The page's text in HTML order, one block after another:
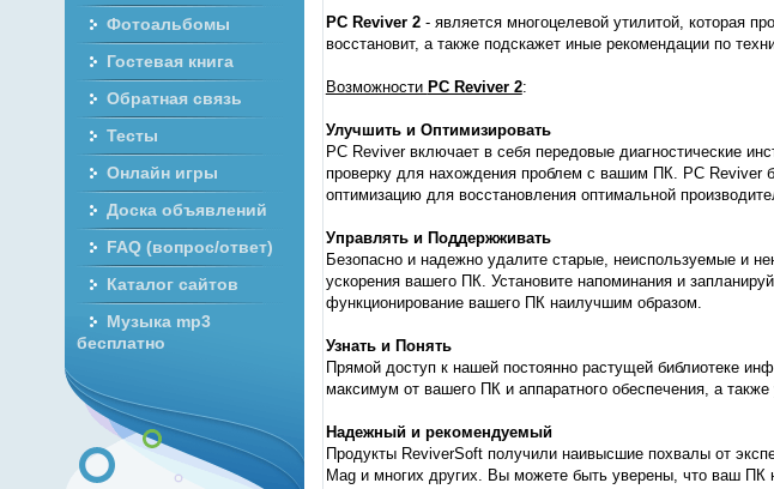
PC Reviver 2- является многоцелевой утилитой, которая
восстановит, а также подскажет иные рекомендации по
Возможности PC Reviver 2:
Улучшить и Оптимизировать
PC Reviver включает в себя передовые диагностические
проверку для нахождения проблем с вашим ПК. PC Reviver
оптимизацию для восстановления оптимальной
Управлять и Поддержживать
Безопасно и надежно удалите старые, неиспользуемые и
ускорения вашего ПК. Установите напоминания и
функционирование вашего ПК наилучшим образом.
Узнать и Понять
Прямой доступ к нашей постоянно растущей библиотеке
максимум от вашего ПК и аппаратного обеспечения, а
Надежный и рекомендуемый
Продукты ReviverSoft получили наивысшие похвалы от
Mag и многих других. Вы можете быть уверены, что ваш ПК
Фотоальбомы
Гостевая книга
Обратная связь
Тесты
Онлайн игры
Доска объявлений
FAQ (вопрос/ответ)
Каталог сайтов
Музыка mp3
бесплатно